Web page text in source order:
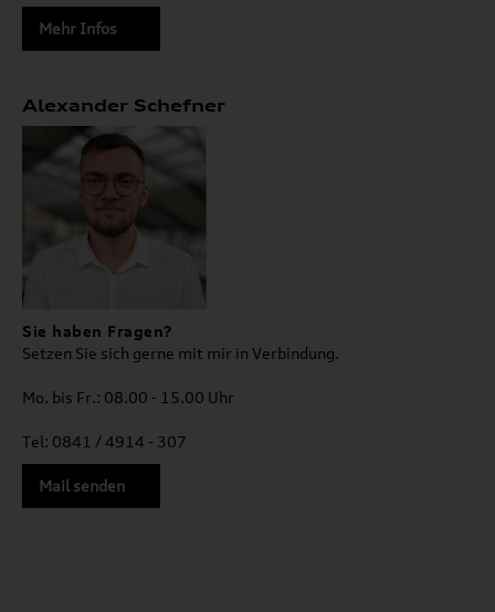
Mehr Infos
Alexander Schefner
Sie haben Fragen?
Setzen Sie sich gerne mit mir in Verbindung.
Mo. bis Fr.: 08.00 - 15.00 Uhr
Tel: 0841 / 4914 - 307
Mail senden